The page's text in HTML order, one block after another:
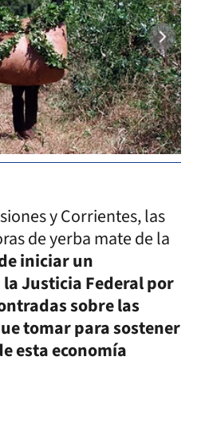
y Corrientes, las
de yerba mate de la
iniciar un
Justicia Federal por
sobre las
tomar para sostener
esta economía